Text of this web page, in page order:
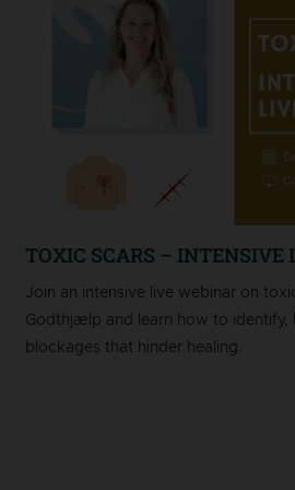
TOXIC SCARS – INTENSIVE
Join an intensive live webinar on
Godthjælp and learn how to identify,
blockages that hinder healing.